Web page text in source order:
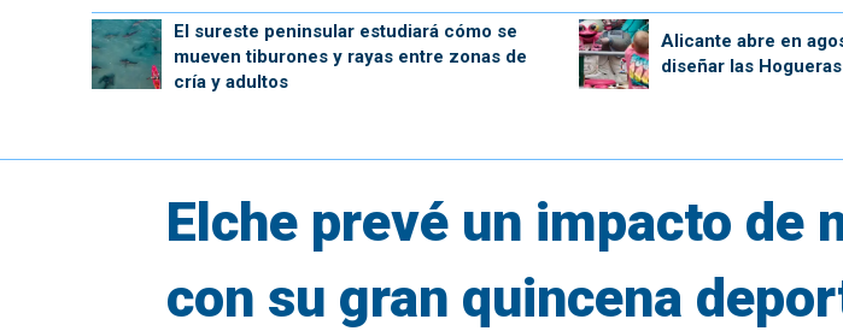
El sureste peninsular estudiará cómo se
mueven tiburones y rayas entre zonas de
cría y adultos
Alicante abre en
diseñar las
Elche prevé un impacto de
con su gran quincena